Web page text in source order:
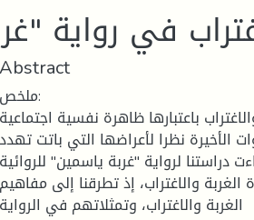
في رواية
Abstract
ملخص:
باعتبارها ظاهرة نفسية اجتماعية
الأخيرة نظرا لأعراضها التي باتت تهدد
دراستنا لرواية "غربة ياسمين" للروائية
والاغتراب، إذ تطرقنا إلى مفاهيم
الغربة والاغتراب، وتمثلاتهم في الرواية